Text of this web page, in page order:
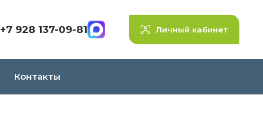
+7 928 137-09-81 Личный кабинет
Контакты